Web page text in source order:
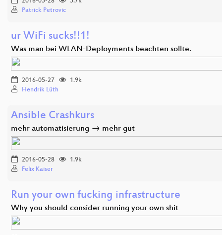
Patrick Petrovic
ur WiFi sucks!!1!
Was man bei WLAN-Deployments beachten sollte.
2016-05-27
1.9k
Hendrik Lüth
Ansible Crashkurs
mehr automatisierung → mehr gut
2016-05-28
1.9k
Felix Kaiser
Run your own fucking infrastructure
Why you should consider running your own shit